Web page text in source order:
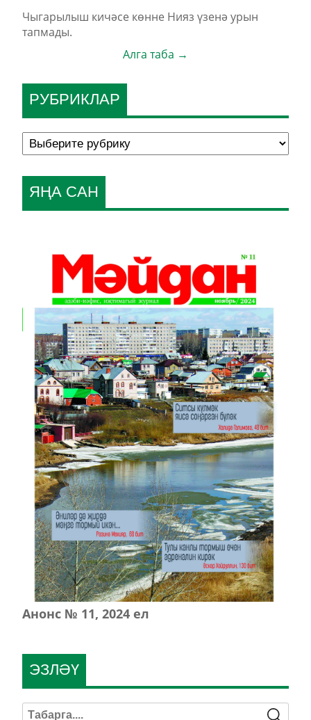
Чыгарылыш кичәсе көнне Нияз үзенә урын
тапмады.
Алга таба →
РУБРИКЛАР
ЯҢА САН
Анонс № 11, 2024 ел
ЭЗЛӘҮ